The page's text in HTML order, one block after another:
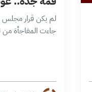
لم يكن قرار مجلس
جاءت المفاجأة من